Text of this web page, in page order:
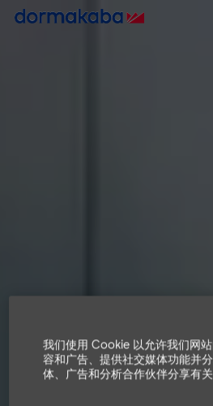
我们使用 Cookie 以允许我们网
容和广告、提供社交媒体功能并
体、广告和分析合作伙伴分享有